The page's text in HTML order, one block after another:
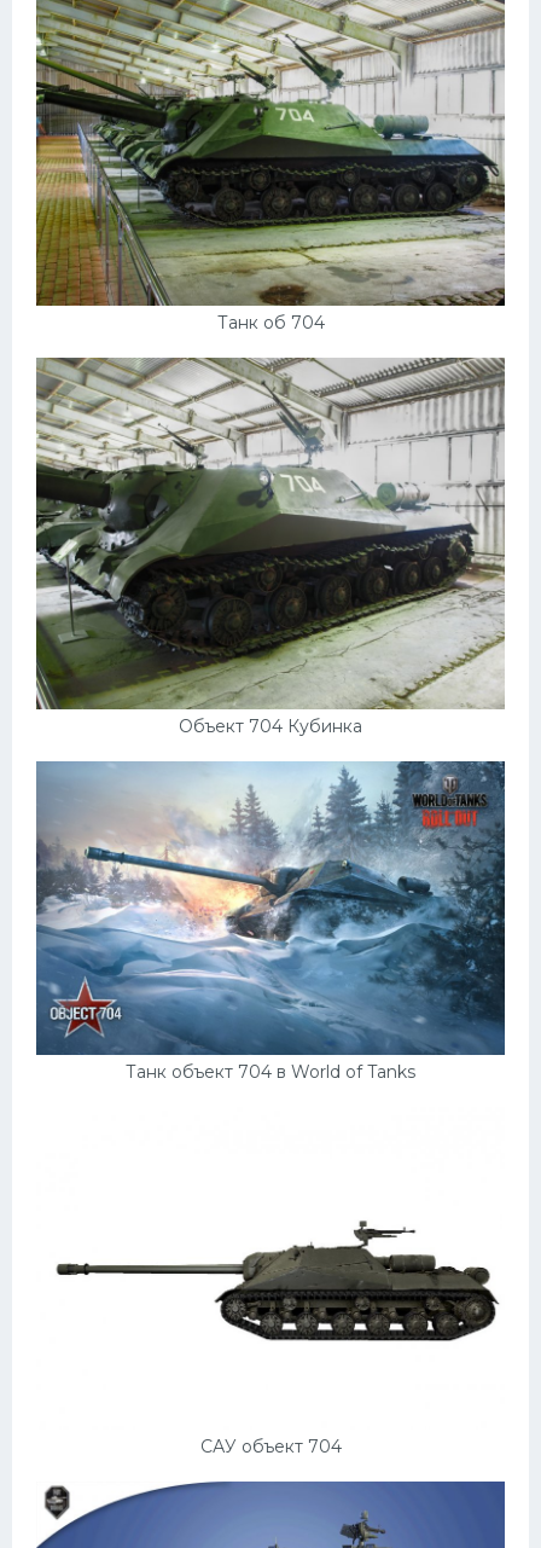
Танк об 704
Объект 704 Кубинка
Танк объект 704 в World of Tanks
САУ объект 704
Фольксваген
Лексус
Дэу
Скания
Форд
Черри
Джили
Кавасаки
Инфинити
ЛУАЗ
Фиат
Ситроен
Субару
Опель
Подводные лодки
Крайслер
Порше
Самолеты
Корабли
Комплектующие
Лимузины